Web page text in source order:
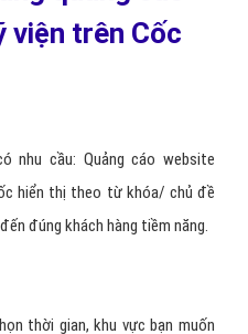
quảng cáo
trên Cốc
nhu cầu: Quảng cáo website
hiển thị theo từ khóa/ chủ đề